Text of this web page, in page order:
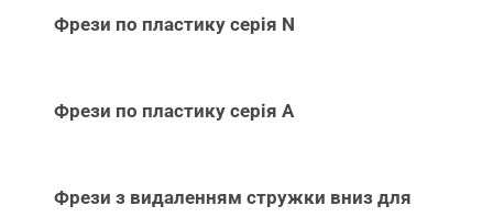
Фрези по пластику серія N
Фрези по пластику серія А
Фрези з видаленням стружки вниз для